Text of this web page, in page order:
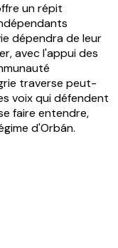
un répit
dépendra de leur
avec l'appui des
traverse peut-
voix qui défendent
faire entendre,
d'Orbán.